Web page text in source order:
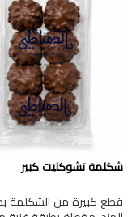
شكلمة تشوكليت كبير
قطع كبيرة من الشكلمة